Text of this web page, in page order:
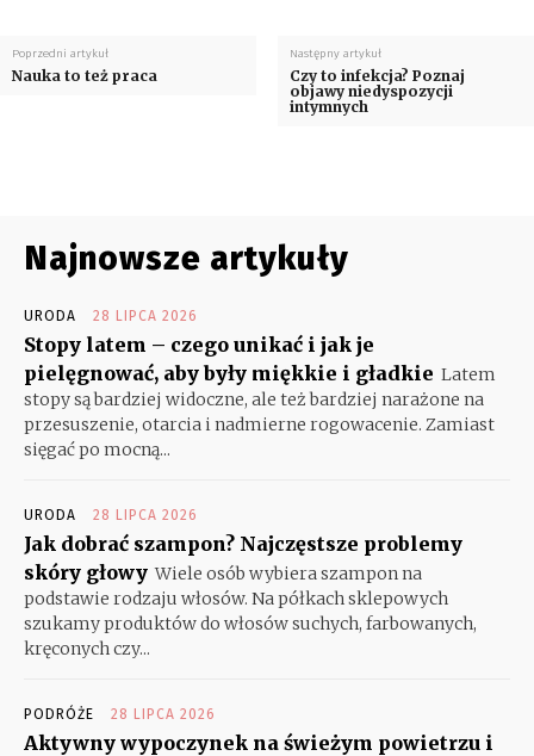
Poprzedni artykuł
Nauka to też praca
Następny artykuł
Czy to infekcja? Poznaj
objawy niedyspozycji
intymnych
Najnowsze artykuły
URODA 28 LIPCA 2026
Stopy latem – czego unikać i jak je
pielęgnować, aby były miękkie i gładkie Latem
stopy są bardziej widoczne, ale też bardziej narażone na
przesuszenie, otarcia i nadmierne rogowacenie. Zamiast
sięgać po mocną...
URODA 28 LIPCA 2026
Jak dobrać szampon? Najczęstsze problemy
skóry głowy Wiele osób wybiera szampon na
podstawie rodzaju włosów. Na półkach sklepowych
szukamy produktów do włosów suchych, farbowanych,
kręconych czy...
PODRÓŻE 28 LIPCA 2026
Aktywny wypoczynek na świeżym powietrzu i